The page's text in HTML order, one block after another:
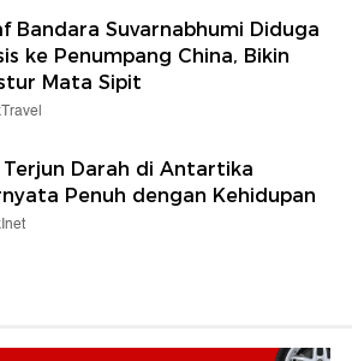
Bandara Suvarnabhumi Diduga
ke Penumpang China, Bikin
Mata Sipit
Darah di Antartika
Penuh dengan Kehidupan